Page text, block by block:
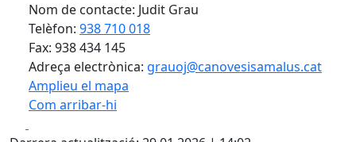
Nom de contacte: Judit Grau
Telèfon: 938 710 018
Fax: 938 434 145
Adreça electrònica: grauoj@canovesisamalus.cat
Amplieu el mapa
Com arribar-hi
+